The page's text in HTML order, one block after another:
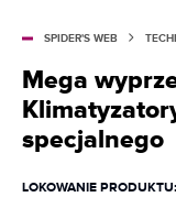
SPIDER'S WEB
Mega
specjalnego
LOKOWANIE PRODUKTU